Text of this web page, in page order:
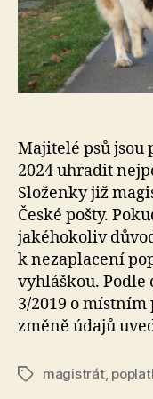
Majitelé psů jsou
2024 uhradit
Složenky již
České pošty.
jakéhokoliv
k nezaplacení
vyhláškou. Podle
3/2019 o
změně údajů
Štítkymagistrát,